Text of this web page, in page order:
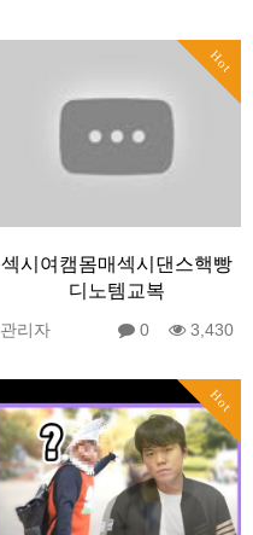
Hot
섹시여캠몸매섹시댄스핵빵
디노템교복
관리자 0 3,430
Hot